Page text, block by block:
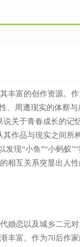
富的创作资源。
周遭现实的体察
关于青春成长的
作品与现实之间
现“小鱼”“小蚂蚁
互关系突显出人
恋以及城乡二元
富。作为70后作